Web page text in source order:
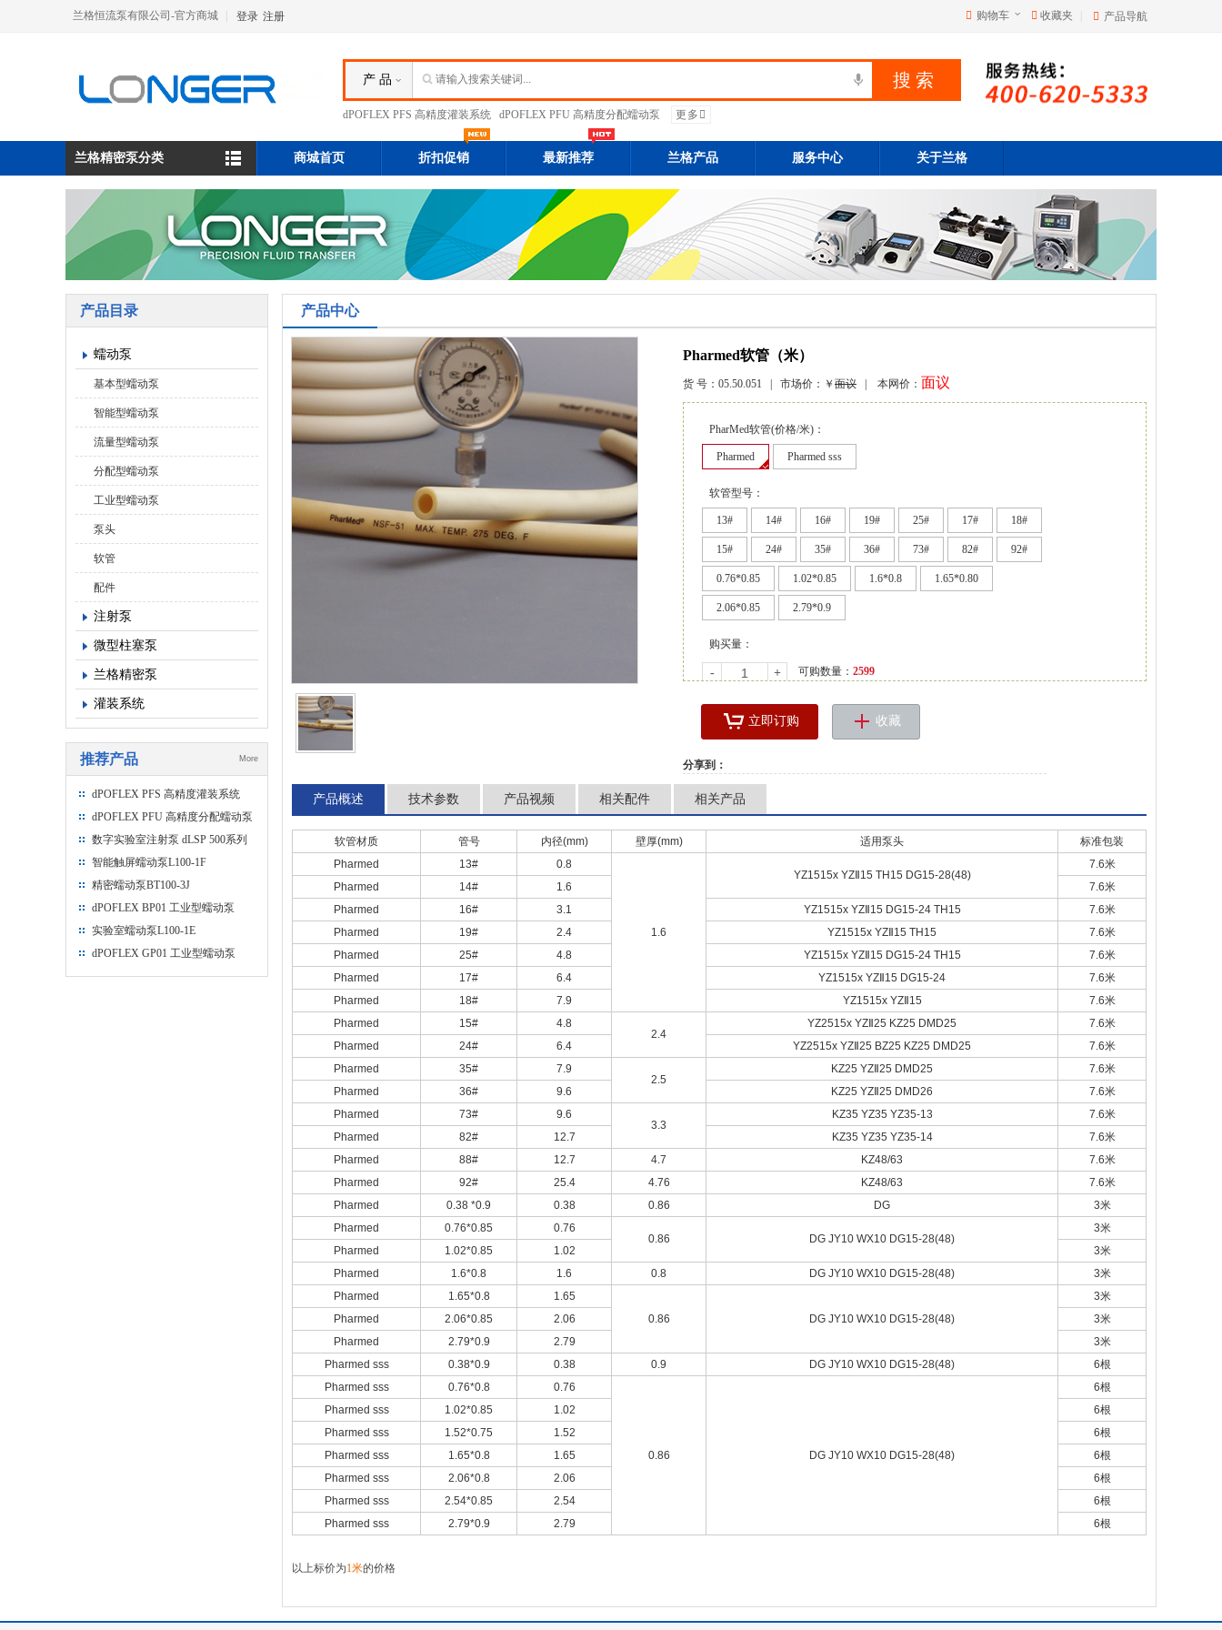
兰格恒流泵有限公司-官方商城 登录 注册 购物车 收藏夹 产品导航
产 品
dPOFLEX PFS 高精度灌装系统 dPOFLEX PFU 高精度分配蠕动泵 更多
兰格精密泵分类 商城首页 折扣促销 最新推荐 兰格产品 服务中心 关于兰格
产品目录
蠕动泵
基本型蠕动泵
智能型蠕动泵
流量型蠕动泵
分配型蠕动泵
工业型蠕动泵
泵头
软管
配件
注射泵
微型柱塞泵
兰格精密泵
灌装系统
推荐产品 More
dPOFLEX PFS 高精度灌装系统
dPOFLEX PFU 高精度分配蠕动泵
数字实验室注射泵 dLSP 500系列
智能触屏蠕动泵L100-1F
精密蠕动泵BT100-3J
dPOFLEX BP01 工业型蠕动泵
实验室蠕动泵L100-1E
dPOFLEX GP01 工业型蠕动泵
产品中心
Pharmed软管（米）
货 号： 05.50.051 | 市场价：￥ 面议 | 本网价： 面议
PharMed软管(价格/米)：
Pharmed Pharmed sss
软管型号：
13# 14# 16# 19# 25# 17# 18#
15# 24# 35# 36# 73# 82# 92#
0.76*0.85 1.02*0.85 1.6*0.8 1.65*0.80
2.06*0.85 2.79*0.9
购买量：
- + 可购数量： 2599
立即订购 收藏
分享到：
产品概述 技术参数 产品视频 相关配件 相关产品
软管材质 管号 内径(mm) 壁厚(mm) 适用泵头
标准包装
Pharmed
13# 0.8
1.6
YZ1515x YZⅡ15 TH15 DG15-28(48)
7.6米
Pharmed
14# 1.6
7.6米
Pharmed
16# 3.1 YZ1515x YZⅡ15 DG15-24 TH15
7.6米
Pharmed
19# 2.4 YZ1515x YZⅡ15 TH15
7.6米
Pharmed
25# 4.8 YZ1515x YZⅡ15 DG15-24 TH15
7.6米
Pharmed
17# 6.4 YZ1515x YZⅡ15 DG15-24
7.6米
Pharmed
18# 7.9 YZ1515x YZⅡ15
7.6米
Pharmed
15#
4.8
2.4
YZ2515x YZⅡ25 KZ25 DMD25
7.6米
Pharmed
24# 6.4 YZ2515x YZⅡ25 BZ25 KZ25 DMD25
7.6米
Pharmed
35#
7.9
2.5
KZ25 YZⅡ25 DMD25
7.6米
Pharmed
36# 9.6 KZ25 YZⅡ25 DMD26
7.6米
Pharmed
73#
9.6
3.3
KZ35 YZ35 YZ35-13
7.6米
Pharmed
82# 12.7 KZ35 YZ35 YZ35-14
7.6米
Pharmed
88# 12.7 4.7 KZ48/63
7.6米
Pharmed
92# 25.4 4.76 KZ48/63
7.6米
Pharmed
0.38 *0.9 0.38 0.86 DG
3米
Pharmed
0.76*0.85
0.76
0.86
DG JY10 WX10 DG15-28(48)
3米
Pharmed
1.02*0.85 1.02
3米
Pharmed
1.6*0.8 1.6 0.8 DG JY10 WX10 DG15-28(48)
3米
Pharmed
1.65*0.8
1.65
0.86
DG JY10 WX10 DG15-28(48)
3米
Pharmed
2.06*0.85 2.06
3米
Pharmed
2.79*0.9 2.79
3米
Pharmed sss
0.38*0.9 0.38 0.9 DG JY10 WX10 DG15-28(48)
6根
Pharmed sss
0.76*0.8 0.76
0.86 DG JY10 WX10 DG15-28(48)
6根
Pharmed sss
1.02*0.85 1.02
6根
Pharmed sss
1.52*0.75 1.52
6根
Pharmed sss
1.65*0.8 1.65
6根
Pharmed sss
2.06*0.8 2.06
6根
Pharmed sss
2.54*0.85 2.54
6根
Pharmed sss
2.79*0.9 2.79 6根
以上标价为1米的价格